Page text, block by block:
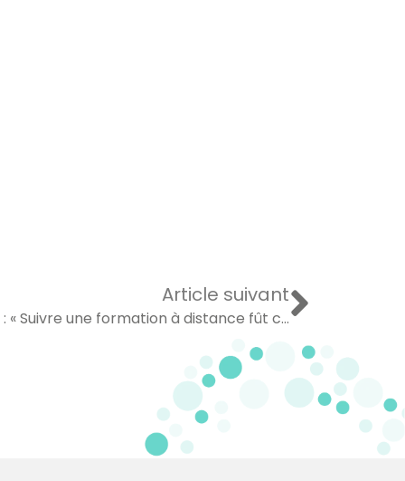
Article suivant
Témoignage [Formation en Ligne] : « Suivre une formation à distance fût confortable […] »